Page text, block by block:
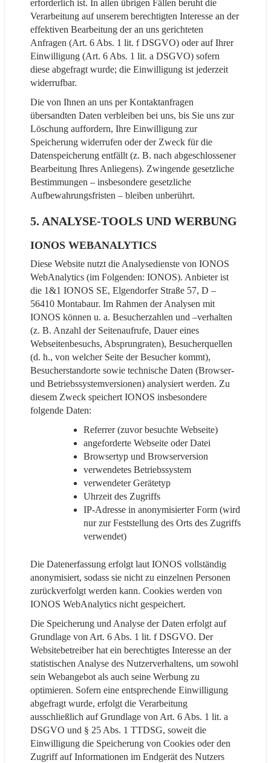
erforderlich ist. In allen übrigen Fällen beruht die
Verarbeitung auf unserem berechtigten Interesse an der
effektiven Bearbeitung der an uns gerichteten
Anfragen (Art. 6 Abs. 1 lit. f DSGVO) oder auf Ihrer
Einwilligung (Art. 6 Abs. 1 lit. a DSGVO) sofern
diese abgefragt wurde; die Einwilligung ist jederzeit
widerrufbar.
Die von Ihnen an uns per Kontaktanfragen
übersandten Daten verbleiben bei uns, bis Sie uns zur
Löschung auffordern, Ihre Einwilligung zur
Speicherung widerrufen oder der Zweck für die
Datenspeicherung entfällt (z. B. nach abgeschlossener
Bearbeitung Ihres Anliegens). Zwingende gesetzliche
Bestimmungen – insbesondere gesetzliche
Aufbewahrungsfristen – bleiben unberührt.
5. ANALYSE-TOOLS UND WERBUNG
IONOS WEBANALYTICS
Diese Website nutzt die Analysedienste von IONOS
WebAnalytics (im Folgenden: IONOS). Anbieter ist
die 1&1 IONOS SE, Elgendorfer Straße 57, D –
56410 Montabaur. Im Rahmen der Analysen mit
IONOS können u. a. Besucherzahlen und –verhalten
(z. B. Anzahl der Seitenaufrufe, Dauer eines
Webseitenbesuchs, Absprungraten), Besucherquellen
(d. h., von welcher Seite der Besucher kommt),
Besucherstandorte sowie technische Daten (Browser-
und Betriebssystemversionen) analysiert werden. Zu
diesem Zweck speichert IONOS insbesondere
folgende Daten:
Referrer (zuvor besuchte Webseite)
angeforderte Webseite oder Datei
Browsertyp und Browserversion
verwendetes Betriebssystem
verwendeter Gerätetyp
Uhrzeit des Zugriffs
IP-Adresse in anonymisierter Form (wird
nur zur Feststellung des Orts des Zugriffs
verwendet)
Die Datenerfassung erfolgt laut IONOS vollständig
anonymisiert, sodass sie nicht zu einzelnen Personen
zurückverfolgt werden kann. Cookies werden von
IONOS WebAnalytics nicht gespeichert.
Die Speicherung und Analyse der Daten erfolgt auf
Grundlage von Art. 6 Abs. 1 lit. f DSGVO. Der
Websitebetreiber hat ein berechtigtes Interesse an der
statistischen Analyse des Nutzerverhaltens, um sowohl
sein Webangebot als auch seine Werbung zu
optimieren. Sofern eine entsprechende Einwilligung
abgefragt wurde, erfolgt die Verarbeitung
ausschließlich auf Grundlage von Art. 6 Abs. 1 lit. a
DSGVO und § 25 Abs. 1 TTDSG, soweit die
Einwilligung die Speicherung von Cookies oder den
Zugriff auf Informationen im Endgerät des Nutzers